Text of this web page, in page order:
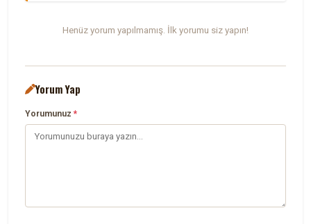
Henüz yorum yapılmamış. İlk yorumu siz yapın!
Yorum Yap
Yorumunuz*